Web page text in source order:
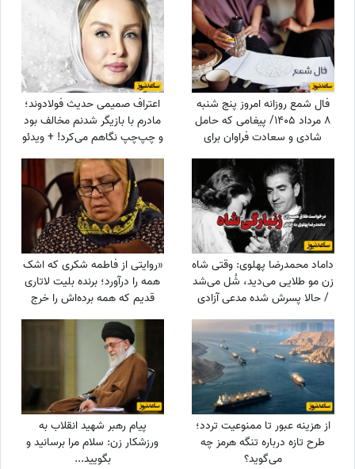
فال شمع روزانه امروز پنج شنبه
8 مرداد 1405/ پیغامی که حامل
شادی و سعادت فراوان برای
اعتراف صمیمی حدیث فولادوند؛
مادرم با بازیگر شدنم مخالف بود
و چپ‌چپ نگاهم می‌کرد! + ویدئو
داماد محمدرضا پهلوی: وقتی شاه
زن مو طلایی می‌دید، شُل می‌شد
/ حالا پسرش شده مدعی آزادی
«روایتی از فاطمه شکری که اشک
همه را درآورد؛ برنده بلیت لاتاری
قدیم که همه برده‌اش را خرج
می‌بیند!»
از هزینه عبور تا ممنوعیت تردد؛
طرح تازه درباره تنگه هرمز چه
می‌گوید؟
پیام رهبر شهید انقلاب به
ورزشکار زن: سلام مرا برسانید و
بگویید...